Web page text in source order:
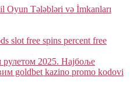
Oyun Tələbləri və İmkanları
slot free spins percent free
2025. Најбоље
goldbet kazino promo kodovi